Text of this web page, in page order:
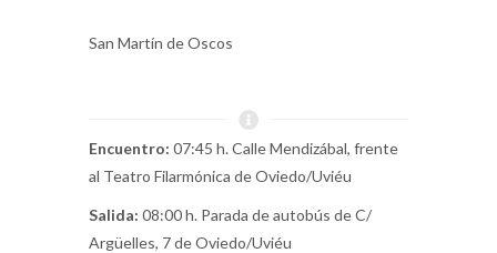
San Martín de Oscos
Encuentro: 07:45 h. Calle Mendizábal, frente
al Teatro Filarmónica de Oviedo/Uviéu
Salida: 08:00 h. Parada de autobús de C/
Argüelles, 7 de Oviedo/Uviéu